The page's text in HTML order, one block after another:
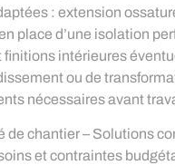
: extension
place d’une isolation
finitions intérieures
ou de
nécessaires avant
de chantier – Solutions
et contraintes